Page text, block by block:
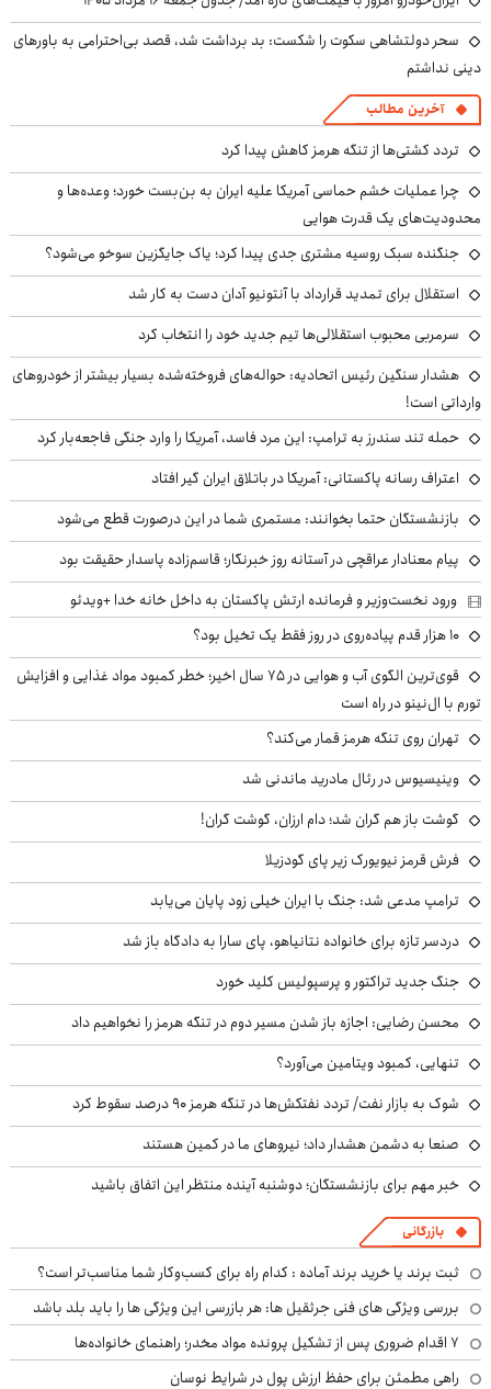
سحر دولتشاهی سکوت را شکست: بد برداشت شد، قصد بی‌احترامی به باورهای
دینی نداشتم
آخرین مطالب
تردد کشتی‌ها از تنگه هرمز کاهش پیدا کرد
چرا عملیات خشم حماسی آمریکا علیه ایران به بن‌بست خورد؛ وعده‌ها و
محدودیت‌های یک قدرت هوایی
جنگنده سبک روسیه مشتری جدی پیدا کرد؛ یاک جایگزین سوخو می‌شود؟
استقلال برای تمدید قرارداد با آنتونیو آدان دست به کار شد
سرمربی محبوب استقلالی‌ها تیم جدید خود را انتخاب کرد
هشدار سنگین رئیس اتحادیه: حواله‌های فروخته‌شده بسیار بیشتر از خودروهای
وارداتی است!
حمله تند سندرز به ترامپ: این مرد فاسد، آمریکا را وارد جنگی فاجعه‌بار کرد
اعتراف رسانه پاکستانی: آمریکا در باتلاق ایران گیر افتاد
بازنشستگان حتما بخوانند: مستمری شما در این درصورت قطع می‌شود
پیام معنادار عراقچی در آستانه روز خبرنگار؛ قاسم‌زاده پاسدار حقیقت بود
ورود نخست‌وزیر و فرمانده ارتش پاکستان به داخل خانه خدا +ویدئو
۱۰ هزار قدم پیاده‌روی در روز فقط یک تخیل بود؟
قوی‌ترین الگوی آب و هوایی در ۷۵ سال اخیر؛ خطر کمبود مواد غذایی و افزایش
تورم با ال‌نینو در راه است
تهران روی تنگه هرمز قمار می‌کند؟
وینیسیوس در رئال مادرید ماندنی شد
گوشت باز هم گران شد؛ دام ارزان، گوشت گران!
فرش قرمز نیویورک زیر پای گودزیلا
ترامپ مدعی شد: جنگ با ایران خیلی زود پایان می‌یابد
دردسر تازه برای خانواده نتانیاهو، پای سارا به دادگاه باز شد
جنگ جدید تراکتور و پرسپولیس کلید خورد
محسن رضایی: اجازه باز شدن مسیر دوم در تنگه هرمز را نخواهیم داد
تنهایی، کمبود ویتامین می‌آورد؟
شوک به بازار نفت/ تردد نفتکش‌ها در تنگه هرمز ۹۰ درصد سقوط کرد
صنعا به دشمن هشدار داد؛ نیروهای ما در کمین هستند
خبر مهم برای بازنشستگان؛ دوشنبه آینده منتظر این اتفاق باشید
بازرگانی
ثبت برند یا خرید برند آماده : کدام راه برای کسب‌وکار شما مناسب‌تر است؟
بررسی ویژگی های فنی جرثقیل ها: هر بازرسی این ویژگی ها را باید بلد باشد
۷ اقدام ضروری پس از تشکیل پرونده مواد مخدر؛ راهنمای خانواده‌ها
راهی مطمئن برای حفظ ارزش پول در شرایط نوسان